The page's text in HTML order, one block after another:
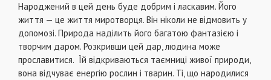
Народжений в цей день буде добрим і ласкавим. Його
життя — це життя миротворця. Він ніколи не відмовить у
допомозі. Природа наділить його багатою фантазією і
творчим даром. Розкривши цей дар, людина може
прославитися. Їй відкриваються таємниці живої природи,
вона відчуває енергію рослин і тварин. Ті, що народилися